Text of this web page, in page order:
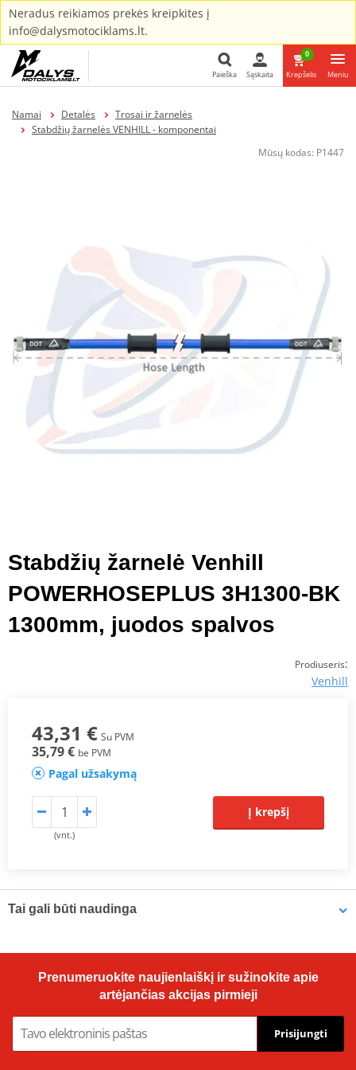
Neradus reikiamos prekės kreipkites į
info@dalysmotociklams.lt.
Paieška Sąskaita
0
Krepšelis Meniu
Namai Detalės
Trosai ir žarnelės
Stabdžių žarnelės VENHILL - komponentai
Mūsų kodas: P1447
Stabdžių žarnelė Venhill
POWERHOSEPLUS 3H1300-BK
1300mm, juodos spalvos
Prodiuseris:
Venhill
43,31 € Su PVM
35,79 € be PVM
Pagal užsakymą
(vnt.)
Į krepšį
Tai gali būti naudinga
Prenumeruokite naujienlaiškį ir sužinokite apie
artėjančias akcijas pirmieji
Prisijungti